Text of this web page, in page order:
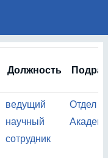
Должность
ведущий
научный
сотрудник
Отдел